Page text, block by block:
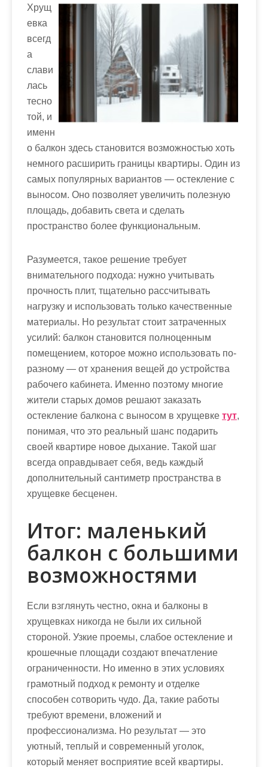
Хрущ
евка
всегд
а
слави
лась
тесно
той, и
именн
о балкон здесь становится возможностью хоть
немного расширить границы квартиры. Один из
самых популярных вариантов — остекление с
выносом. Оно позволяет увеличить полезную
площадь, добавить света и сделать
пространство более функциональным.
Разумеется, такое решение требует
внимательного подхода: нужно учитывать
прочность плит, тщательно рассчитывать
нагрузку и использовать только качественные
материалы. Но результат стоит затраченных
усилий: балкон становится полноценным
помещением, которое можно использовать по-
разному — от хранения вещей до устройства
рабочего кабинета. Именно поэтому многие
жители старых домов решают заказать
остекление балкона с выносом в хрущевке тут,
понимая, что это реальный шанс подарить
своей квартире новое дыхание. Такой шаг
всегда оправдывает себя, ведь каждый
дополнительный сантиметр пространства в
хрущевке бесценен.
Итог: маленький
балкон с большими
возможностями
Если взглянуть честно, окна и балконы в
хрущевках никогда не были их сильной
стороной. Узкие проемы, слабое остекление и
крошечные площади создают впечатление
ограниченности. Но именно в этих условиях
грамотный подход к ремонту и отделке
способен сотворить чудо. Да, такие работы
требуют времени, вложений и
профессионализма. Но результат — это
уютный, теплый и современный уголок,
который меняет восприятие всей квартиры.